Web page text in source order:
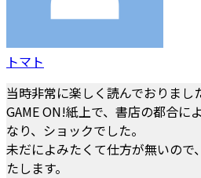
トマト
当時非常に楽しく読んでおりまし
GAME ON!紙上で、書店の都合に
なり、ショックでした。
未だによみたくて仕方が無いので
たします。